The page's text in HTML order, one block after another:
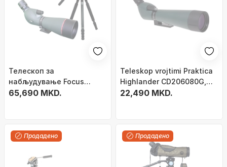
Телескоп за
набљудување Focus
Viewmaster ED 20-60x80
65,690 MKD.
Teleskop vrojtimi Praktica
Highlander CD206080G,
20–60x, objektiv 80mm, me
22,490 MKD.
Продадено Продадено